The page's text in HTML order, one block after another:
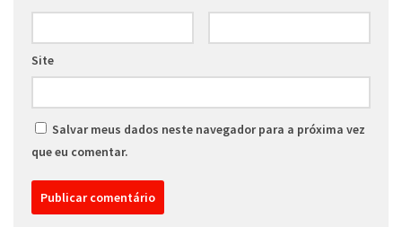
Site
Salvar meus dados neste navegador para a próxima vez
que eu comentar.